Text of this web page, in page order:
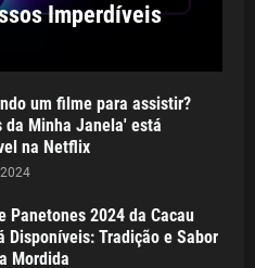
Imperdíveis
um filme para assistir?
da Minha Janela' está
na Netflix
Panetones 2024 da Cacau
Disponíveis: Tradição e Sabor
Mordida